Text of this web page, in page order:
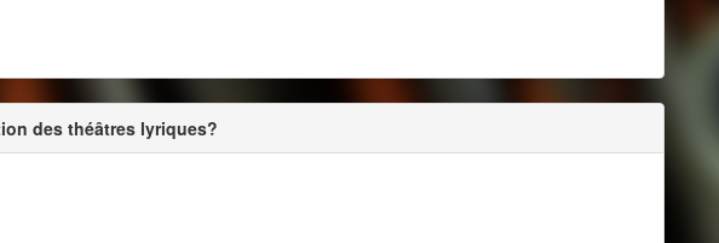
des théâtres lyriques?